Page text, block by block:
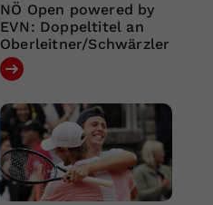
NÖ Open powered by
EVN: Doppeltitel an
Oberleitner/Schwärzler